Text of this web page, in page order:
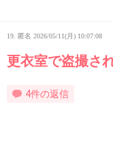
19. 匿名 2026/05/11(月) 10:07:08
更衣室で盗撮さ
4件の返信